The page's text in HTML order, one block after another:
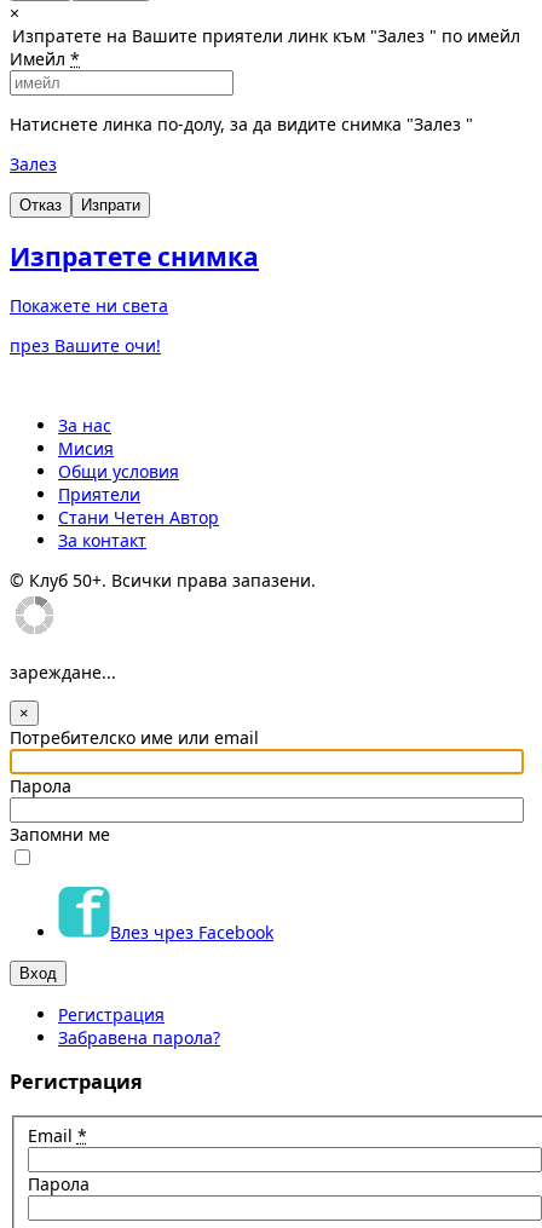
×
Изпратете на Вашите приятели линк към "Залез " по имейл
Имейл *
Натиснете линка по-долу, за да видите снимка "Залез "
Залез
Отказ Изпрати
Изпратете снимка
Покажете ни света
през Вашите очи!
За нас
Мисия
Общи условия
Приятели
Стани Четен Автор
За контакт
© Клуб 50+. Всички права запазени.
зареждане...
×
Потребителско име или email
Парола
Запомни ме
Влез чрез Facebook
Регистрация
Забравена парола?
Регистрация
Email *
Парола